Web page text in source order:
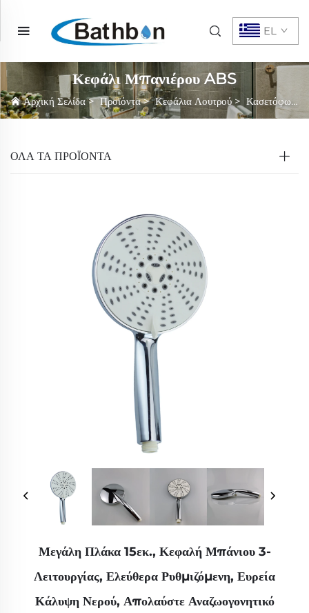
EL
Κεφάλι Μπανιέρου ABS
Αρχική Σελίδα>Προϊόντα>Κεφάλια Λουτρού> Κασετόφωνο Μπάνιο
ΌΛΑ ΤΑ ΠΡΟΪΟΝΤΑ
Μεγάλη Πλάκα 15εκ., Κεφαλή Μπάνιου 3-
Λειτουργίας, Ελεύθερα Ρυθμιζόμενη, Ευρεία
Κάλυψη Νερού, Απολαύστε Αναζωογονητικό